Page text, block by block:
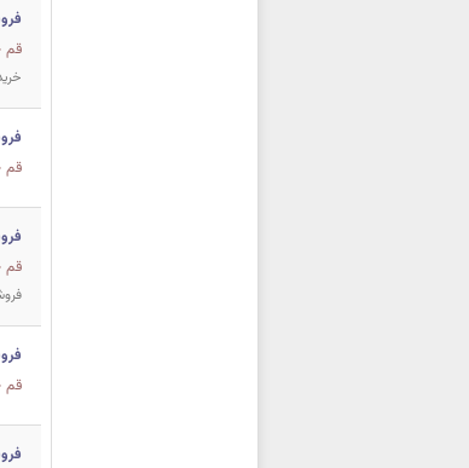
قم - ۵۵متری عمار یاسر مجتمع تجاری
قم
قم
قم